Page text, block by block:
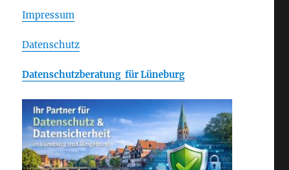
Impressum
Datenschutz
Datenschutzberatung für Lüneburg